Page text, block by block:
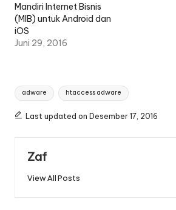
Mandiri Internet Bisnis
(MIB) untuk Android dan
iOS
Juni 29, 2016
Tags:
adware htaccess adware
Last updated on Desember 17, 2016
Zaf
View All Posts